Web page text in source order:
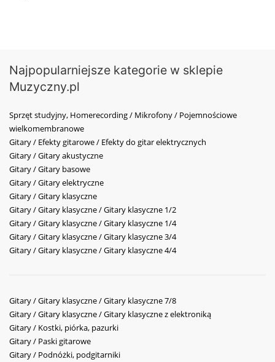
Najpopularniejsze kategorie w sklepie
Muzyczny.pl
Sprzęt studyjny, Homerecording / Mikrofony / Pojemnościowe
wielkomembranowe
Gitary / Efekty gitarowe / Efekty do gitar elektrycznych
Gitary / Gitary akustyczne
Gitary / Gitary basowe
Gitary / Gitary elektryczne
Gitary / Gitary klasyczne
Gitary / Gitary klasyczne / Gitary klasyczne 1/2
Gitary / Gitary klasyczne / Gitary klasyczne 1/4
Gitary / Gitary klasyczne / Gitary klasyczne 3/4
Gitary / Gitary klasyczne / Gitary klasyczne 4/4
Gitary / Gitary klasyczne / Gitary klasyczne 7/8
Gitary / Gitary klasyczne / Gitary klasyczne z elektroniką
Gitary / Kostki, piórka, pazurki
Gitary / Paski gitarowe
Gitary / Podnóżki, podgitarniki